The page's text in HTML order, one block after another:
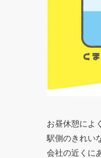
お昼休憩によ
駅側のきれい
会社の近くに